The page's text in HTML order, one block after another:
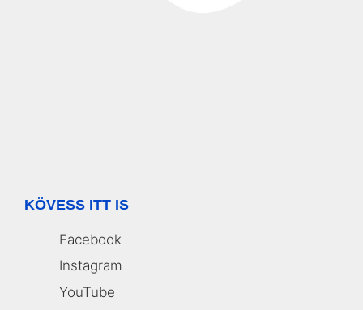
KÖVESS ITT IS
Facebook
Instagram
YouTube